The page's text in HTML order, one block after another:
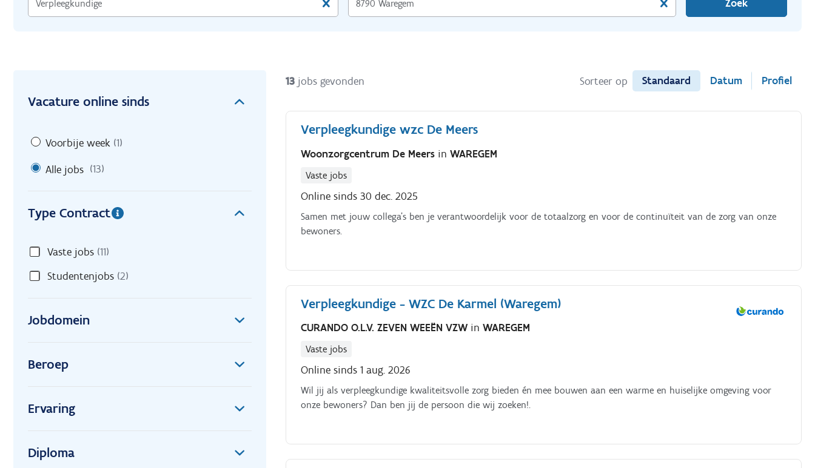
Zoek
Vacature online sinds
Voorbije week (1)
Alle jobs (13)
Type Contract
Vaste jobs (11)
Studentenjobs (2)
Jobdomein
Beroep
Ervaring
Diploma
13 jobs gevonden Sorteer op Standaard Datum Profiel
Verpleegkundige wzc De Meers
Woonzorgcentrum De Meers inWAREGEM
Vaste jobs
Online sinds 30 dec. 2025
Samen met jouw collega's ben je verantwoordelijk voor de totaalzorg en voor de continuïteit van de zorg van onze
bewoners.
Verpleegkundige - WZC De Karmel (Waregem)
CURANDO O.L.V. ZEVEN WEEËN VZW inWAREGEM
Vaste jobs
Online sinds 1 aug. 2026
Wil jij als verpleegkundige kwaliteitsvolle zorg bieden én mee bouwen aan een warme en huiselijke omgeving voor
onze bewoners? Dan ben jij de persoon die wij zoeken!.